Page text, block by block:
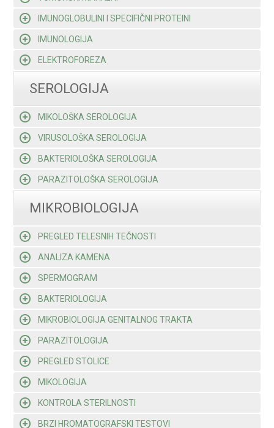
IMUNOGLOBULINI I SPECIFIČNI PROTEINI
IMUNOLOGIJA
ELEKTROFOREZA
SEROLOGIJA
MIKOLOŠKA SEROLOGIJA
VIRUSOLOŠKA SEROLOGIJA
BAKTERIOLOŠKA SEROLOGIJA
PARAZITOLOŠKA SEROLOGIJA
MIKROBIOLOGIJA
PREGLED TELESNIH TEČNOSTI
ANALIZA KAMENA
SPERMOGRAM
BAKTERIOLOGIJA
MIKROBIOLOGIJA GENITALNOG TRAKTA
PARAZITOLOGIJA
PREGLED STOLICE
MIKOLOGIJA
KONTROLA STERILNOSTI
BRZI HROMATOGRAFSKI TESTOVI